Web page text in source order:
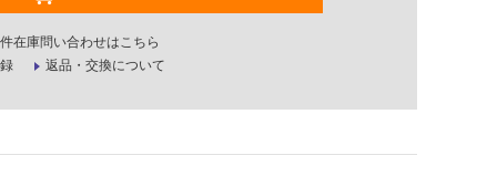
在庫問い合わせはこちら
返品・交換について